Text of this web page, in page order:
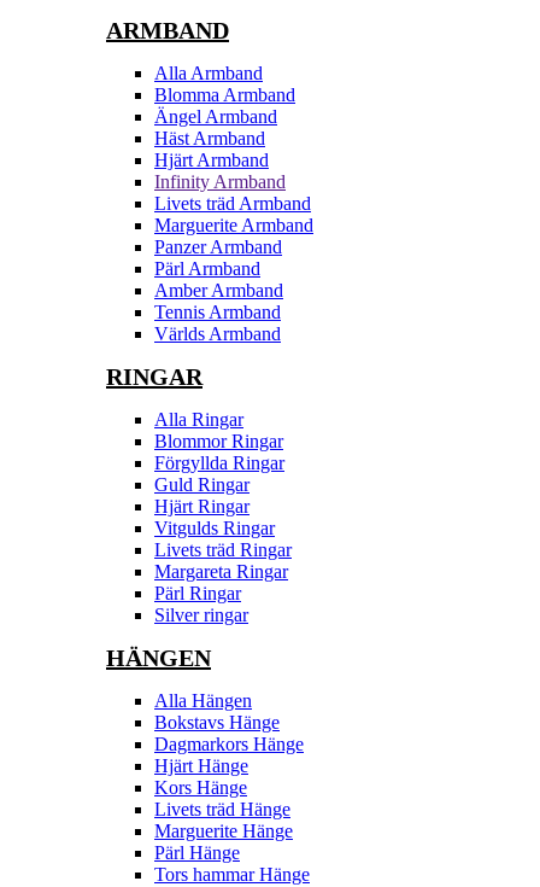
ARMBAND
Alla Armband
Blomma Armband
Ängel Armband
Häst Armband
Hjärt Armband
Infinity Armband
Livets träd Armband
Marguerite Armband
Panzer Armband
Pärl Armband
Amber Armband
Tennis Armband
Världs Armband
RINGAR
Alla Ringar
Blommor Ringar
Förgyllda Ringar
Guld Ringar
Hjärt Ringar
Vitgulds Ringar
Livets träd Ringar
Margareta Ringar
Pärl Ringar
Silver ringar
HÄNGEN
Alla Hängen
Bokstavs Hänge
Dagmarkors Hänge
Hjärt Hänge
Kors Hänge
Livets träd Hänge
Marguerite Hänge
Pärl Hänge
Tors hammar Hänge